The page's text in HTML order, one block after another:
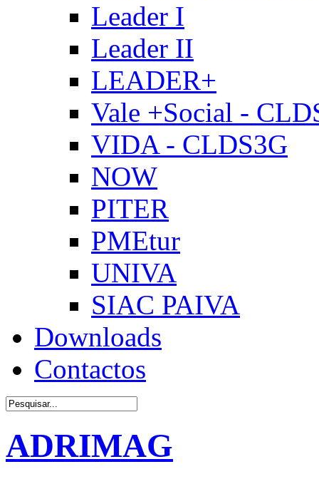
Leader I
Leader II
LEADER+
Vale +Social -
VIDA - CLDS3G
NOW
PITER
PMEtur
UNIVA
SIAC PAIVA
Downloads
Contactos
ADRIMAG